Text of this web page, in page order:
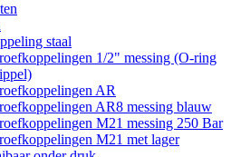
staal
1/2" messing (O-ring
AR
AR8 messing blauw
M21 messing 250 Bar
M21 met lager